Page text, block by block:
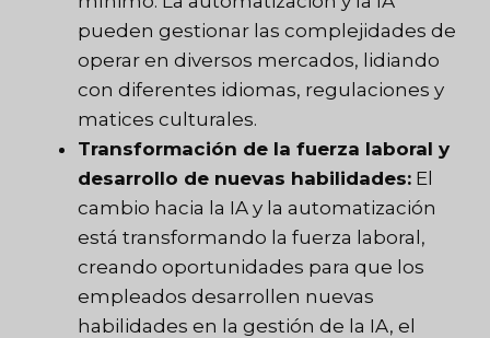
pueden gestionar las complejidades de
operar en diversos mercados, lidiando
con diferentes idiomas, regulaciones y
matices culturales.
Transformación de la fuerza laboral y
desarrollo de nuevas habilidades: El
cambio hacia la IA y la automatización
está transformando la fuerza laboral,
creando oportunidades para que los
empleados desarrollen nuevas
habilidades en la gestión de la IA, el